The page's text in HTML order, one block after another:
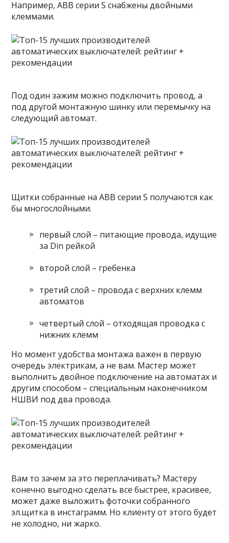
Например, ABB серии S снабжены двойными
клеммами.
Под один зажим можно подключить провод, а
под другой монтажную шинку или перемычку на
следующий автомат.
Щитки собранные на ABB серии S получаются как
бы многослойными.
первый слой – питающие провода, идущие
за Din рейкой
второй слой – гребенка
третий слой – провода с верхних клемм
автоматов
четвертый слой – отходящая проводка с
нижних клемм
Но момент удобства монтажа важен в первую
очередь электрикам, а не вам. Мастер может
выполнить двойное подключение на автоматах и
другим способом – специальным наконечником
НШВИ под два провода.
Вам то зачем за это переплачивать? Мастеру
конечно выгодно сделать все быстрее, красивее,
может даже выложить фоточки собранного
эл.щитка в инстаграмм. Но клиенту от этого будет
не холодно, ни жарко.